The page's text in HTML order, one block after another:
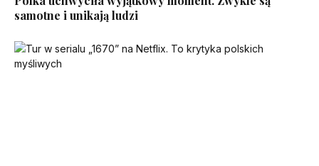
samotne i unikają ludzi